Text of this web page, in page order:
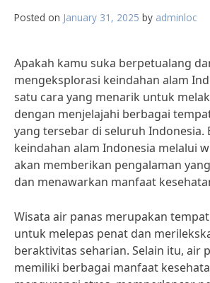
Posted on January 31, 2025 by adminloc
Apakah kamu suka berpetualang
mengeksplorasi keindahan alam
satu cara yang menarik untuk
dengan menjelajahi berbagai
yang tersebar di seluruh Indonesia.
keindahan alam Indonesia melalui
akan memberikan pengalaman
dan menawarkan manfaat
Wisata air panas merupakan
untuk melepas penat dan
beraktivitas seharian. Selain itu, air
memiliki berbagai manfaat